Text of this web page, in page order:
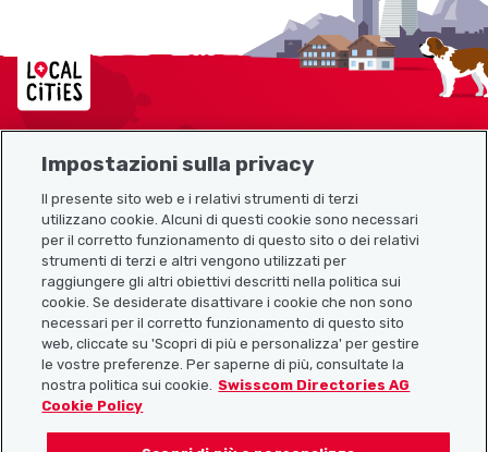
Localcities
Link utili
Scarica l’app Localcities
Seguiteci su:
Impostazioni sulla privacy
Il presente sito web e i relativi strumenti di terzi
utilizzano cookie. Alcuni di questi cookie sono necessari
per il corretto funzionamento di questo sito o dei relativi
strumenti di terzi e altri vengono utilizzati per
raggiungere gli altri obiettivi descritti nella politica sui
cookie. Se desiderate disattivare i cookie che non sono
necessari per il corretto funzionamento di questo sito
web, cliccate su 'Scopri di più e personalizza' per gestire
le vostre preferenze. Per saperne di più, consultate la
nostra politica sui cookie.
Swisscom Directories AG
Cookie Policy